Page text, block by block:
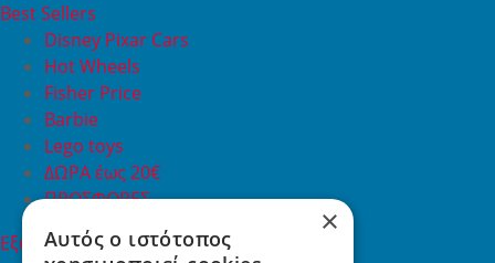
Best Sellers
Disney Pixar Cars
Hot Wheels
Fisher Price
Barbie
Lego toys
ΔΩΡΑ έως 20€
ΠΡΟΣΦΟΡΕΣ
Εξυπηρέτηση Πελατών
×
Αυτός ο ιστότοπος